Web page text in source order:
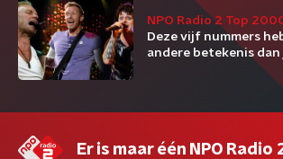
NPO Radio 2 Top
Deze vijf nummers
andere betekenis
Er is maar één NPO Radio